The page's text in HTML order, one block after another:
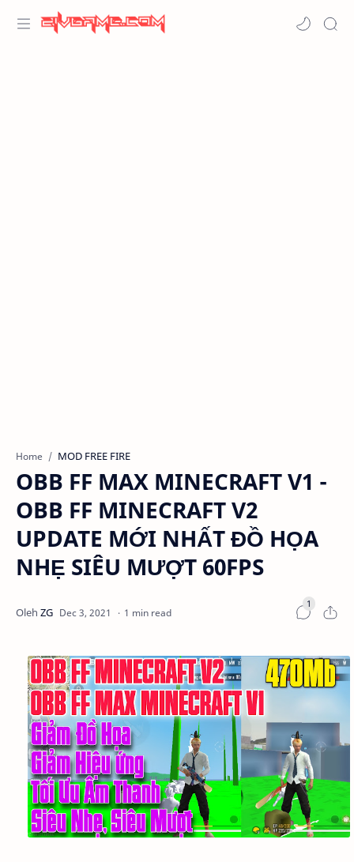
Home MOD FREE FIRE
OBB FF MAX MINECRAFT V1 -
OBB FF MINECRAFT V2
UPDATE MỚI NHẤT ĐỒ HỌA
NHẸ SIÊU MƯỢT 60FPS
1 min read